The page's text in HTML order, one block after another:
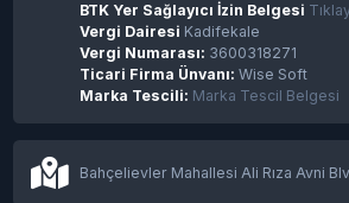
BTK Yer Sağlayıcı İzin Belgesi
Vergi Dairesi Kadifekale
Vergi Numarası: 3600318271
Ticari Firma Ünvanı: Wise Soft
Marka Tescili: Marka Tescil Belgesi
Bahçelievler Mahallesi Ali Rıza Avni